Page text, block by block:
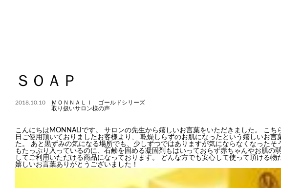
ＳＯＡＰ
2018.10.10
ＭＯＮＮＡＬＩ ゴールドシリーズ
取り扱いサロン様の声
こんにちはMONNALIです。 サロンの先生から嬉しいお言葉をいただきました。 こち
日ご使用頂いておりましたお客様より、 乾燥しらずのお肌になったという嬉しいお言
た。 あと黒ずみの気になる場所でも、少しずつではありますが気にならなくなったそ
もたっぷり入っているのに、石鹸を固める凝固剤もはいっておらず赤ちゃんやお肌の
してご利用いただける商品になっております。 どんな方でも安心して使って頂ける物
嬉しいお言葉ありがとうございました！